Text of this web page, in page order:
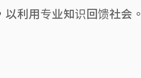
以利用专业知识回馈社会。